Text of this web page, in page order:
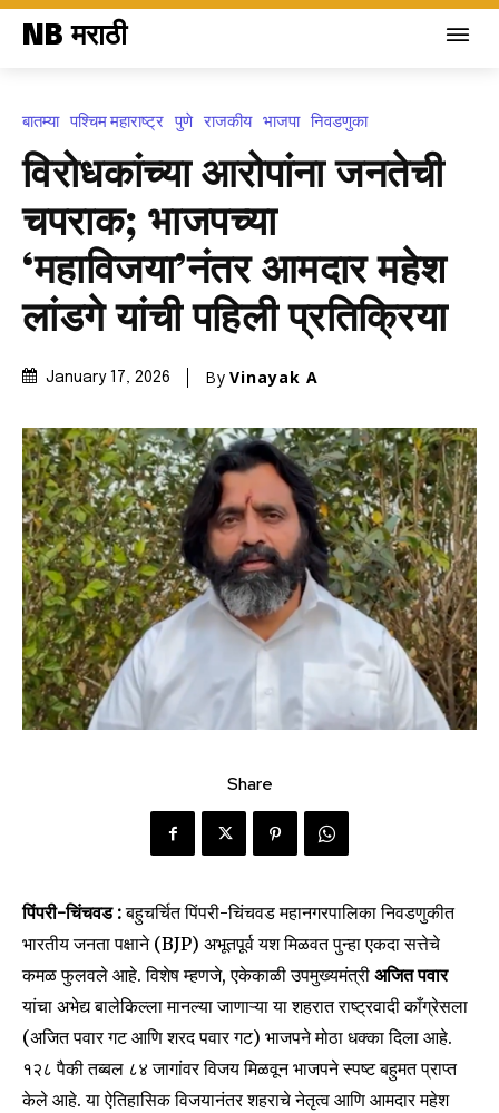
NB मराठी
बातम्या पश्चिम महाराष्ट्र पुणे राजकीय भाजपा निवडणुका
विरोधकांच्या आरोपांना जनतेची
चपराक; भाजपच्या
‘महाविजया’नंतर आमदार महेश
लांडगे यांची पहिली प्रतिक्रिया
January 17, 2026 By Vinayak A
Share
पिंपरी-चिंचवड :बहुचर्चित पिंपरी-चिंचवड महानगरपालिका निवडणुकीत
भारतीय जनता पक्षाने (BJP) अभूतपूर्व यश मिळवत पुन्हा एकदा सत्तेचे
कमळ फुलवले आहे. विशेष म्हणजे, एकेकाळी उपमुख्यमंत्री अजित पवार
यांचा अभेद्य बालेकिल्ला मानल्या जाणाऱ्या या शहरात राष्ट्रवादी काँग्रेसला
(अजित पवार गट आणि शरद पवार गट) भाजपने मोठा धक्का दिला आहे.
१२८ पैकी तब्बल ८४ जागांवर विजय मिळवून भाजपने स्पष्ट बहुमत प्राप्त
केले आहे. या ऐतिहासिक विजयानंतर शहराचे नेतृत्व आणि आमदार महेश